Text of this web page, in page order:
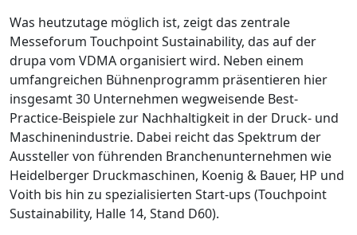
Was heutzutage möglich ist, zeigt das zentrale
Messeforum Touchpoint Sustainability, das auf der
drupa vom VDMA organisiert wird. Neben einem
umfangreichen Bühnenprogramm präsentieren hier
insgesamt 30 Unter­nehmen wegweisende Best-
Practice-Beispiele zur Nachhaltigkeit in der Druck- und
Maschinen­industrie. Dabei reicht das Spektrum der
Aussteller von führenden Branchen­unternehmen wie
Heidelberger Druckmaschinen, Koenig & Bauer, HP und
Voith bis hin zu spezialisierten Start-ups (Touchpoint
Sustainability, Halle 14, Stand D60).